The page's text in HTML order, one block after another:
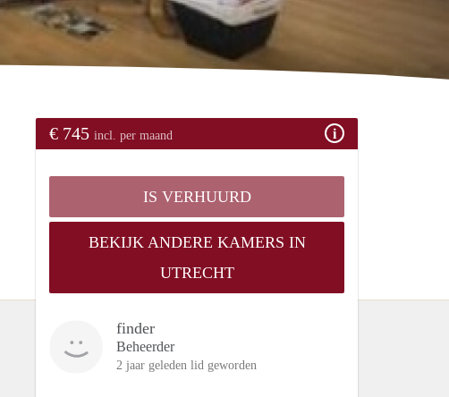
€ 745 incl. per maand
IS VERHUURD
BEKIJK ANDERE KAMERS IN
UTRECHT
finder
Beheerder
2 jaar geleden lid geworden